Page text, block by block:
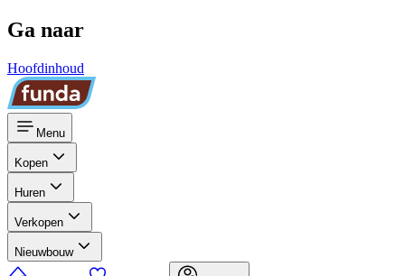
Ga naar
Hoofdinhoud
Menu
Kopen
Huren
Verkopen
Nieuwbouw